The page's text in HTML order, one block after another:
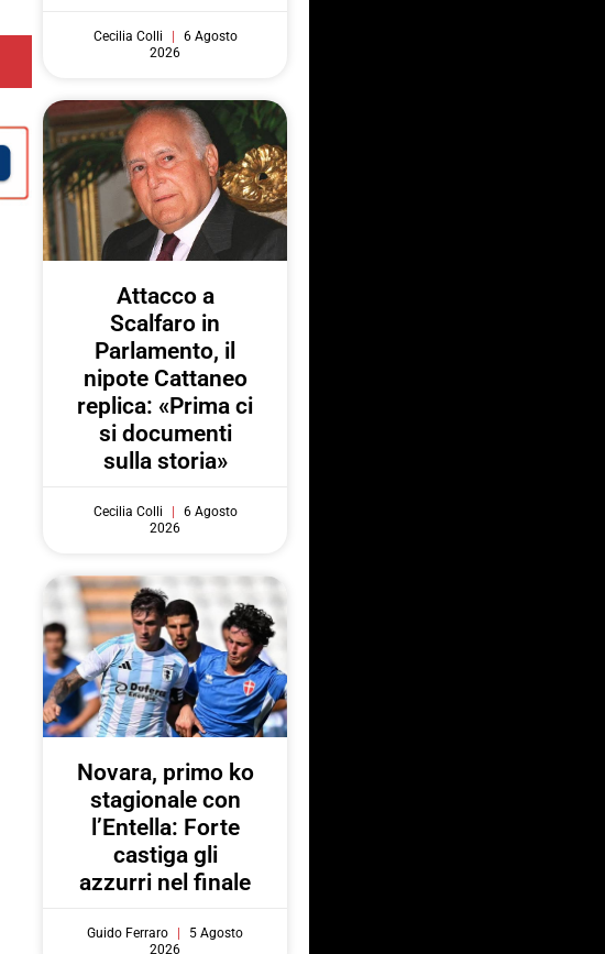
Cecilia Colli
6 Agosto
2026
Attacco a
Scalfaro in
Parlamento, il
nipote Cattaneo
replica: «Prima ci
si documenti
sulla storia»
Cecilia Colli
6 Agosto
2026
Novara, primo ko
stagionale con
l’Entella: Forte
castiga gli
azzurri nel finale
Guido Ferraro
5 Agosto
2026